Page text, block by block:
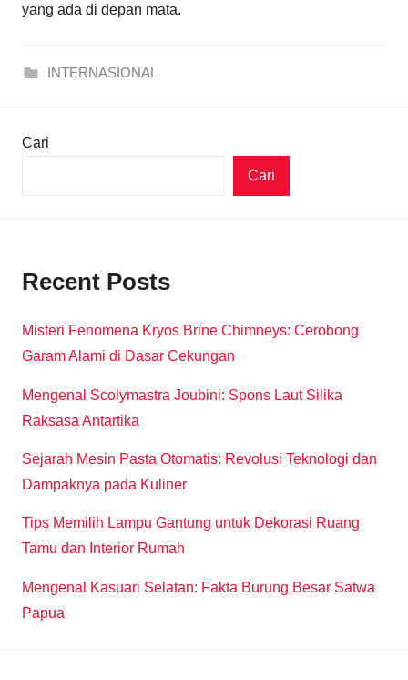
yang ada di depan mata.
INTERNASIONAL
Cari
Cari
Recent Posts
Misteri Fenomena Kryos Brine Chimneys: Cerobong
Garam Alami di Dasar Cekungan
Mengenal Scolymastra Joubini: Spons Laut Silika
Raksasa Antartika
Sejarah Mesin Pasta Otomatis: Revolusi Teknologi dan
Dampaknya pada Kuliner
Tips Memilih Lampu Gantung untuk Dekorasi Ruang
Tamu dan Interior Rumah
Mengenal Kasuari Selatan: Fakta Burung Besar Satwa
Papua